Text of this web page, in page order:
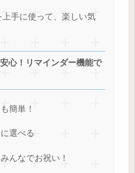
手に使って、楽しい気
心！リマインダー機能で
簡単！
選べる
んなでお祝い！